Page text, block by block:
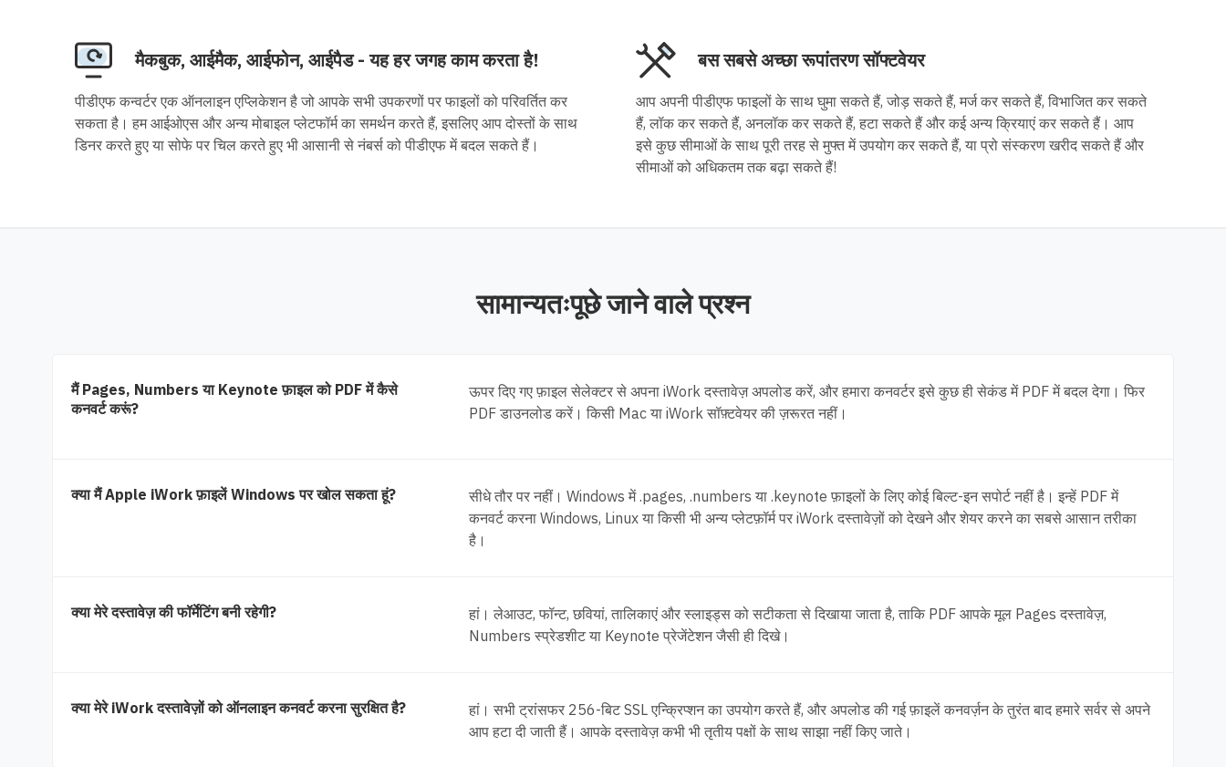
मैकबुक, आईमैक, आईफोन, आईपैड - यह हर जगह काम करता है!
पीडीएफ कन्वर्टर एक ऑनलाइन एप्लिकेशन है जो आपके सभी उपकरणों पर फाइलों को परिवर्तित कर
सकता है। हम आईओएस और अन्य मोबाइल प्लेटफॉर्म का समर्थन करते हैं, इसलिए आप दोस्तों के साथ
डिनर करते हुए या सोफे पर चिल करते हुए भी आसानी से नंबर्स को पीडीएफ में बदल सकते हैं।
बस सबसे अच्छा रूपांतरण सॉफ्टवेयर
आप अपनी पीडीएफ फाइलों के साथ घुमा सकते हैं, जोड़ सकते हैं, मर्ज कर सकते हैं, विभाजित कर सकते
हैं, लॉक कर सकते हैं, अनलॉक कर सकते हैं, हटा सकते हैं और कई अन्य क्रियाएं कर सकते हैं। आप
इसे कुछ सीमाओं के साथ पूरी तरह से मुफ्त में उपयोग कर सकते हैं, या प्रो संस्करण खरीद सकते हैं और
सीमाओं को अधिकतम तक बढ़ा सकते हैं!
सामान्यतःपूछे जाने वाले प्रश्न
मैं Pages, Numbers या Keynote फ़ाइल को PDF में कैसे
कनवर्ट करूं?
ऊपर दिए गए फ़ाइल सेलेक्टर से अपना iWork दस्तावेज़ अपलोड करें, और हमारा कनवर्टर इसे कुछ ही सेकंड में PDF में बदल देगा। फिर
PDF डाउनलोड करें। किसी Mac या iWork सॉफ़्टवेयर की ज़रूरत नहीं।
क्या मैं Apple iWork फ़ाइलें Windows पर खोल सकता हूं?
सीधे तौर पर नहीं। Windows में .pages, .numbers या .keynote फ़ाइलों के लिए कोई बिल्ट-इन सपोर्ट नहीं है। इन्हें PDF में
कनवर्ट करना Windows, Linux या किसी भी अन्य प्लेटफ़ॉर्म पर iWork दस्तावेज़ों को देखने और शेयर करने का सबसे आसान तरीका
है।
क्या मेरे दस्तावेज़ की फॉर्मेटिंग बनी रहेगी?
हां। लेआउट, फॉन्ट, छवियां, तालिकाएं और स्लाइड्स को सटीकता से दिखाया जाता है, ताकि PDF आपके मूल Pages दस्तावेज़,
Numbers स्प्रेडशीट या Keynote प्रेजेंटेशन जैसी ही दिखे।
क्या मेरे iWork दस्तावेज़ों को ऑनलाइन कनवर्ट करना सुरक्षित है?
हां। सभी ट्रांसफर 256-बिट SSL एन्क्रिप्शन का उपयोग करते हैं, और अपलोड की गई फ़ाइलें कनवर्ज़न के तुरंत बाद हमारे सर्वर से अपने
आप हटा दी जाती हैं। आपके दस्तावेज़ कभी भी तृतीय पक्षों के साथ साझा नहीं किए जाते।